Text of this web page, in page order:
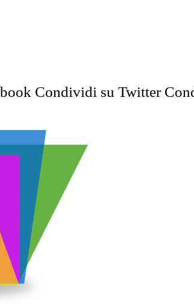
Condividi su Twitter